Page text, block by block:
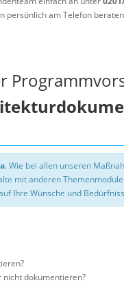
persönlich am Telefon
. Wie bei allen unseren
mit anderen
Ihre Wünsche und
nicht dokumentieren?